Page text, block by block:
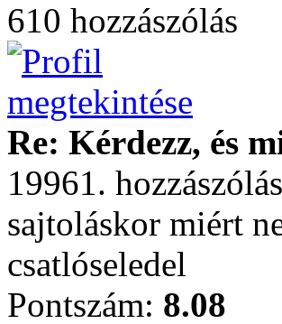
610 hozzászólás
Re: Kérdezz, és
19961.
sajtoláskor miért
csatlóseledel
Pontszám: 8.08